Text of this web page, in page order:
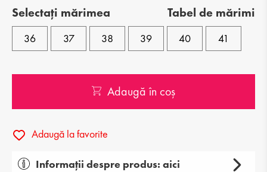
Selectați mărimea Tabel de mărimi
36 37 38 39 40 41
Adaugă în coș
Adaugă la favorite
Informații despre produs: aici